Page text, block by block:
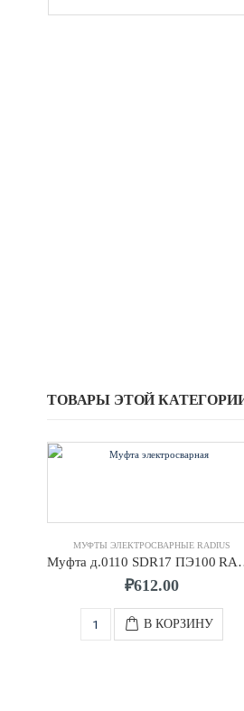
ТОВАРЫ ЭТОЙ
МУФТЫ ЭЛЕКТРОСВАРНЫЕ RADIUS
Муфта
₽612.00
В КОРЗИНУ